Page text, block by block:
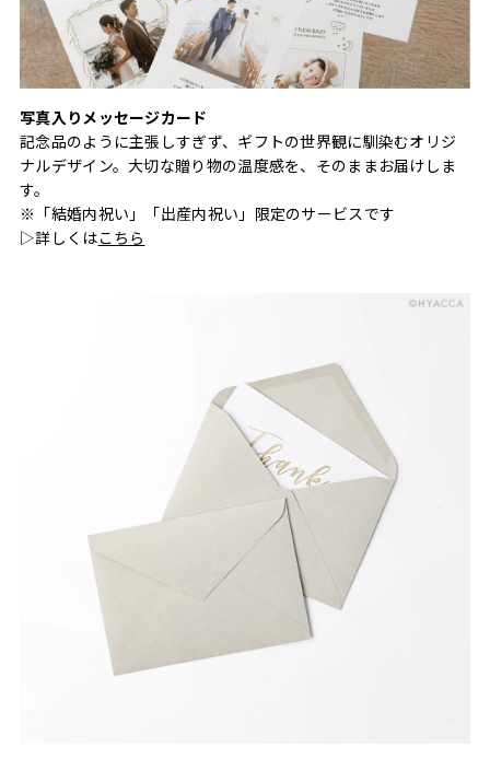
写真入りメッセージカード
記念品のように主張しすぎず、ギフトの世界観に馴染むオリジ
ナルデザイン。大切な贈り物の温度感を、そのままお届けしま
す。
※「結婚内祝い」「出産内祝い」限定のサービスです
▷詳しくはこちら